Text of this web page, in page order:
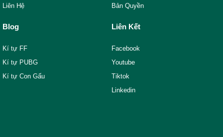
Liên Hệ
Bản Quyền
Blog
Kí tự FF
Kí tự PUBG
Kí tự Con Gấu
Liên Kết
Facebook
Youtube
Tiktok
Linkedin